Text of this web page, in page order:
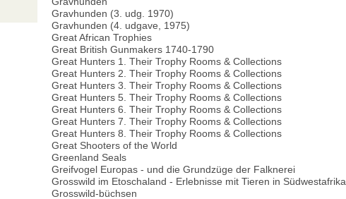
Gravhunden (3. udg. 1970)
Gravhunden (4. udgave, 1975)
Great African Trophies
Great British Gunmakers 1740-1790
Great Hunters 1. Their Trophy Rooms & Collections
Great Hunters 2. Their Trophy Rooms & Collections
Great Hunters 3. Their Trophy Rooms & Collections
Great Hunters 5. Their Trophy Rooms & Collections
Great Hunters 6. Their Trophy Rooms & Collections
Great Hunters 7. Their Trophy Rooms & Collections
Great Hunters 8. Their Trophy Rooms & Collections
Great Shooters of the World
Greenland Seals
Greifvogel Europas - und die Grundzüge der Falknerei
Grosswild im Etoschaland - Erlebnisse mit Tieren in Südwestafrika
Grosswild-büchsen